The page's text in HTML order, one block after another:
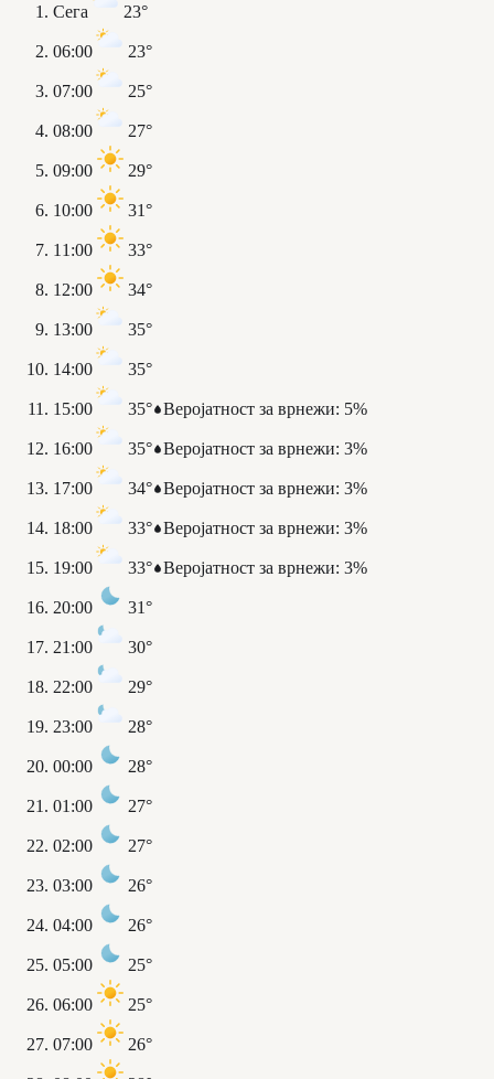
Сега 23°
06:00 23°
07:00 25°
08:00 27°
09:00 29°
10:00 31°
11:00 33°
12:00 34°
13:00 35°
14:00 35°
15:00 35° Веројатност за врнежи: 5%
16:00 35° Веројатност за врнежи: 3%
17:00 34° Веројатност за врнежи: 3%
18:00 33° Веројатност за врнежи: 3%
19:00 33° Веројатност за врнежи: 3%
20:00 31°
21:00 30°
22:00 29°
23:00 28°
00:00 28°
01:00 27°
02:00 27°
03:00 26°
04:00 26°
05:00 25°
06:00 25°
07:00 26°